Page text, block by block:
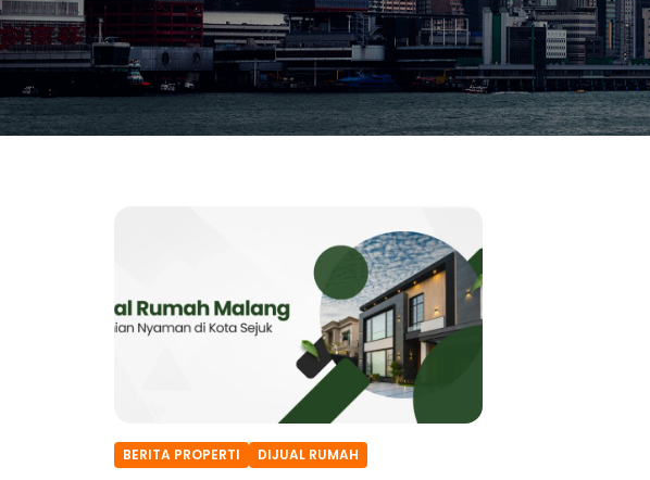
BERITA PROPERTI DIJUAL RUMAH